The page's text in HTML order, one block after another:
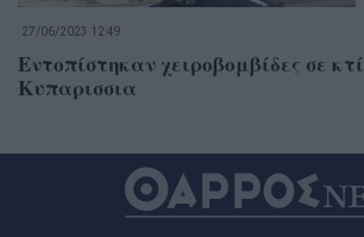
27/06/2023 12:49
Εντοπίστηκαν χειροβομβίδες σε
Κυπαρισσια